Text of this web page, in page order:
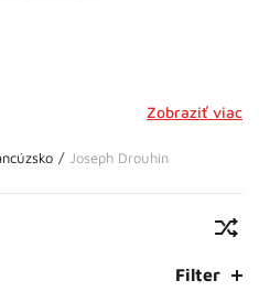
Zobraziť viac
Joseph Drouhin
Filter